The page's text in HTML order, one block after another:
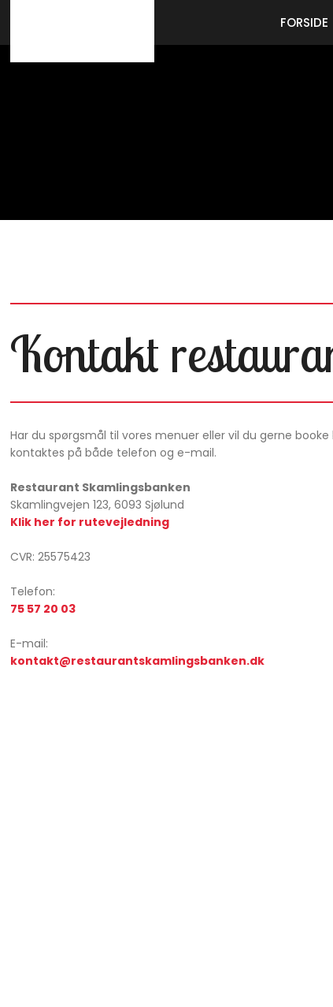
FORSIDE
Kontakt
Har du spørgsmål til vores menuer eller vil du gerne booke
kontaktes på både telefon og e-mail.
Restaurant Skamlingsbanken
​Skamlingvejen 123, 6093 Sjølund
Klik her for rutevejledning
​​CVR: 25575423​
Telefon:
75 57 20 03
E-mail:
kontakt@restaurantskamlingsbanken.dk